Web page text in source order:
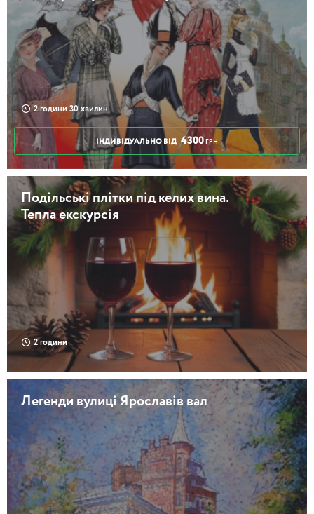
2 години 30 хвилин
ІНДИВІДУАЛЬНО ВІД 4300 ГРН
Подільські плітки під келих вина.
Тепла екскурсія
2 години
Легенди вулиці Ярославів вал